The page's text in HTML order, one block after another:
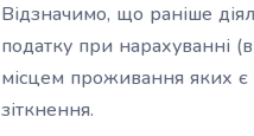
Відзначимо, що раніше
податку при нарахуванні
місцем проживання яких є
зіткнення.